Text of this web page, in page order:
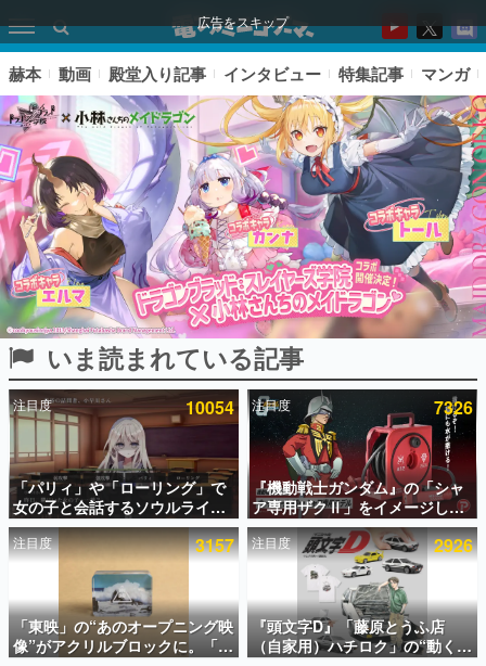
広告をスキップ
ピックアップ
電ファミのいま読まれている記事ランキング
アプリセール情報
インタビュー
連載・特集一覧
殿堂入り記事
SNS拡散数が数千以上！ ページビュー数万以上！ などな
ど。多くの人々に読まれた、電ファミ渾身の“殿堂入り”記
事をまとめました。
赫本 動画 殿堂入り記事 インタビュー 特集記事 マンガ
いま読まれている記事
注目度 10054
「パリィ」や「ローリング」で
女の子と会話するソウルライク
恋愛ゲーム『小早川さんはソウ
ルライク』無料公開。返事に失
敗すると「YOU DIED」
注目度 7326
『機動戦士ガンダム』の「シャ
ア専用ザクⅡ」をイメージした
散水ホースリールが予約開始。
本体にはシャアのパーソナルマ
ークやジオン公国軍のエンブレ
ム、型式番号などを配置
注目度 3157
「東映」の“あのオープニング映
像”がアクリルブロックに。「東
注目度 2926
『頭文字D』「藤原とうふ店
（自家用）ハチロク」の“動くテ